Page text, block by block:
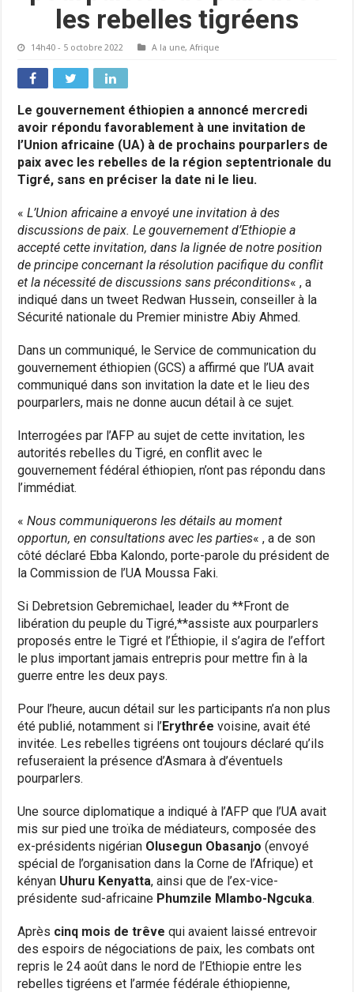
les rebelles tigréens
14h40 - 5 octobre 2022 A la une,Afrique
Le gouvernement éthiopien a annoncé mercredi
avoir répondu favorablement à une invitation de
l’Union africaine (UA) à de prochains pourparlers de
paix avec les rebelles de la région septentrionale du
Tigré, sans en préciser la date ni le lieu.
«L’Union africaine a envoyé une invitation à des
discussions de paix. Le gouvernement d’Ethiopie a
accepté cette invitation, dans la lignée de notre position
de principe concernant la résolution pacifique du conflit
et la nécessité de discussions sans préconditions« , a
indiqué dans un tweet Redwan Hussein, conseiller à la
Sécurité nationale du Premier ministre Abiy Ahmed.
Dans un communiqué, le Service de communication du
gouvernement éthiopien (GCS) a affirmé que l’UA avait
communiqué dans son invitation la date et le lieu des
pourparlers, mais ne donne aucun détail à ce sujet.
Interrogées par l’AFP au sujet de cette invitation, les
autorités rebelles du Tigré, en conflit avec le
gouvernement fédéral éthiopien, n’ont pas répondu dans
l’immédiat.
«Nous communiquerons les détails au moment
opportun, en consultations avec les parties« , a de son
côté déclaré Ebba Kalondo, porte-parole du président de
la Commission de l’UA Moussa Faki.
Si Debretsion Gebremichael, leader du **Front de
libération du peuple du Tigré,**assiste aux pourparlers
proposés entre le Tigré et l’Éthiopie, il s’agira de l’effort
le plus important jamais entrepris pour mettre fin à la
guerre entre les deux pays.
Pour l’heure, aucun détail sur les participants n’a non plus
été publié, notamment si l’Erythrée voisine, avait été
invitée. Les rebelles tigréens ont toujours déclaré qu’ils
refuseraient la présence d’Asmara à d’éventuels
pourparlers.
Une source diplomatique a indiqué à l’AFP que l’UA avait
mis sur pied une troïka de médiateurs, composée des
ex-présidents nigérian Olusegun Obasanjo (envoyé
spécial de l’organisation dans la Corne de l’Afrique) et
kényan Uhuru Kenyatta, ainsi que de l’ex-vice-
présidente sud-africaine Phumzile Mlambo-Ngcuka.
Après cinq mois de trêve qui avaient laissé entrevoir
des espoirs de négociations de paix, les combats ont
repris le 24 août dans le nord de l’Ethiopie entre les
rebelles tigréens et l’armée fédérale éthiopienne,